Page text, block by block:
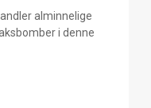
alminnelige
i denne